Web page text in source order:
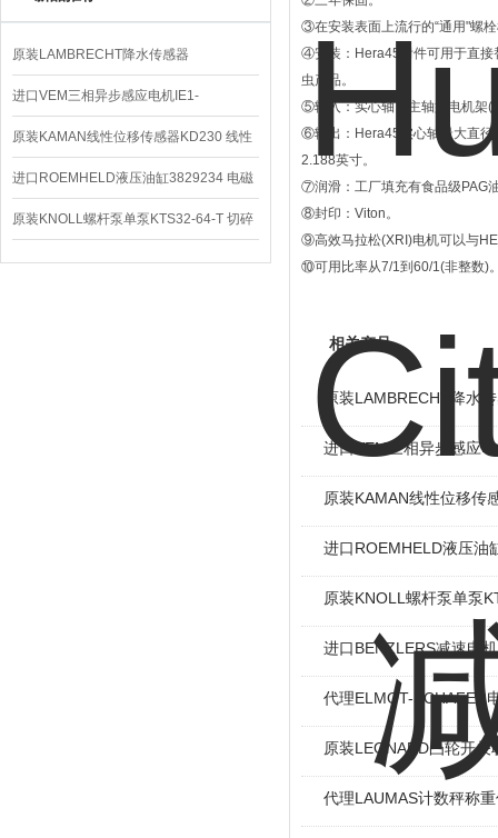
原装LAMBRECHT降水传感器
00.14575.20气象仪
进口VEM三相异步感应电机IE1-
K21R80G4马达
原装KAMAN线性位移传感器KD230 线性
编码器
进口ROEMHELD液压油缸3829234 电磁
阀定位器
原装KNOLL螺杆泵单泵KTS32-64-T 切碎
排屑机
③在安装表面上流行的“通用"螺
④安装：Hera45附件可用于直接
虫产品。
⑤输入：实心轴，主轴型电机架
⑥输出：Hera45实心轴最大直径
2.188英寸。
⑦润滑：工厂填充有食品级PAG
⑧封印：Viton。
⑨高效马拉松(XRI)电机可以与
⑩可用比率从7/1到60/1(非整数)
相关产品
原装LAMBRECHT降水
进口VEM三相异步感应
原装KAMAN线性位移传
进口ROEMHELD液压油
原装KNOLL螺杆泵单泵
进口BENZLERS减速电
代理ELMOT-SCHAFER
原装LEONARD凸轮开关
代理LAUMAS计数秤称